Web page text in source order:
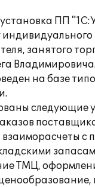
ПП
индивидуального
занятого
на базе
следующие
с
ТМЦ,